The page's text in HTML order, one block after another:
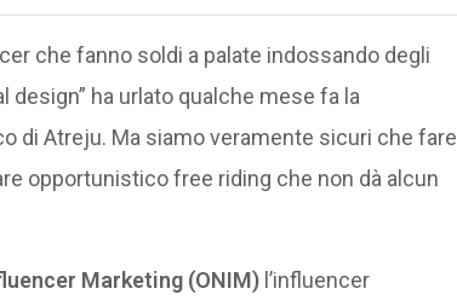
che fanno soldi a palate indossando degli
ha urlato qualche mese fa la
di Atreju. Ma siamo veramente sicuri che fare
opportunistico free riding che non dà alcun
Marketing (ONIM) l’influencer